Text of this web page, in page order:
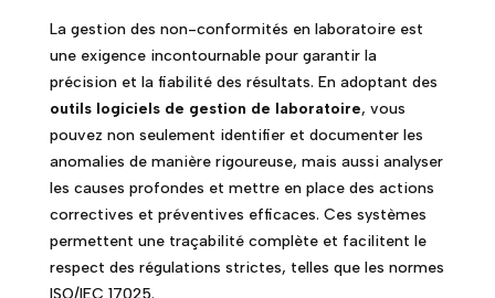
La gestion des non-conformités en laboratoire est
une exigence incontournable pour garantir la
précision et la fiabilité des résultats. En adoptant des
outils logiciels de gestion de laboratoire, vous
pouvez non seulement identifier et documenter les
anomalies de manière rigoureuse, mais aussi analyser
les causes profondes et mettre en place des actions
correctives et préventives efficaces. Ces systèmes
permettent une traçabilité complète et facilitent le
respect des régulations strictes, telles que les normes
ISO/IEC 17025.